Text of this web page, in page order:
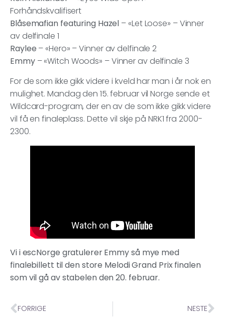
Forhåndskvalifisert
Blåsemafian featuring Hazel – «Let Loose» – Vinner
av delfinale 1
Raylee – «Hero» – Vinner av delfinale 2
Emmy– «Witch Woods» – Vinner av delfinale 3
For de som ikke gikk videre i kveld har man i år nok en
mulighet. Mandag den 15. februar vil Norge sende et
Wildcard-program, der en av de som ikke gikk videre
vil få en finaleplass. Dette vil skje på NRK1 fra 2000-
2300.
Vi i escNorge gratulerer Emmy så mye med
finalebillett til den store Melodi Grand Prix finalen
som vil gå av stabelen den 20. februar.
FORRIGE NESTE